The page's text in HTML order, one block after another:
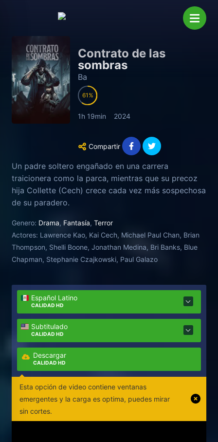
Contrato de las
sombras
Ba
61
1h 19min 2024
Compartir
Un padre soltero engañado en una carrera
traicionera como la parca, mientras que su precoz
hija Collette (Cech) crece cada vez más sospechosa
de su paradero.
Genero: Drama, Fantasía, Terror
Actores: Lawrence Kao, Kai Cech, Michael Paul Chan, Brian
Thompson, Shelli Boone, Jonathan Medina, Bri Banks, Blue
Chapman, Stephanie Czajkowski, Paul Galazo
Español Latino
CALIDAD HD
Subtitulado
CALIDAD HD
Descargar
CALIDAD HD
Esta opción de video contiene ventanas
emergentes y la carga es optima, puedes mirar
sin cortes.